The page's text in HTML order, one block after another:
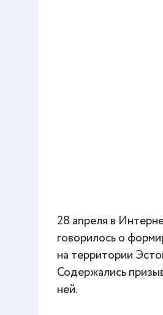
28 апреля в
говорилось о
на территории
Содержались
ней.